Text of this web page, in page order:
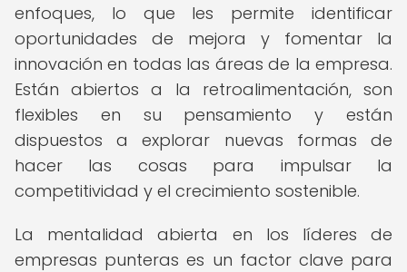
enfoques, lo que les permite identificar
oportunidades de mejora y fomentar la
innovación en todas las áreas de la empresa.
Están abiertos a la retroalimentación, son
flexibles en su pensamiento y están
dispuestos a explorar nuevas formas de
hacer las cosas para impulsar la
competitividad y el crecimiento sostenible.
La mentalidad abierta en los líderes de
empresas punteras es un factor clave para